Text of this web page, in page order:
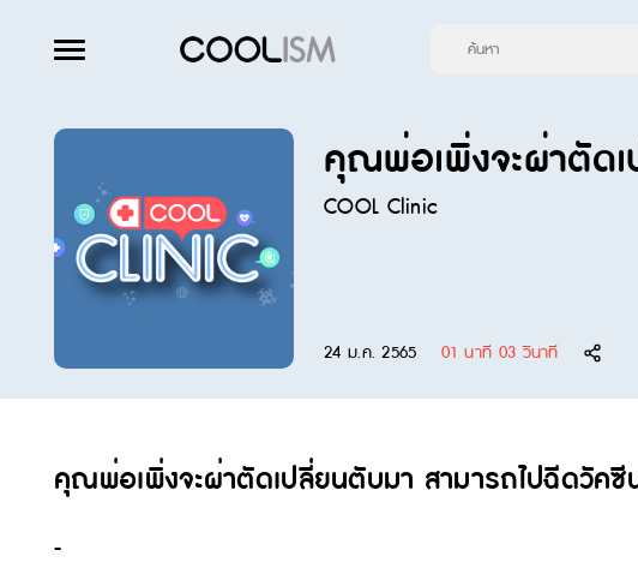
คุณพ่อเพิ่งจะผ่าตัด
COOL Clinic
24 ม.ค. 2565 01 นาที 03 วินาที
คุณพ่อเพิ่งจะผ่าตัดเปลี่ยนตับมา สามารถไปฉีดวัค
-